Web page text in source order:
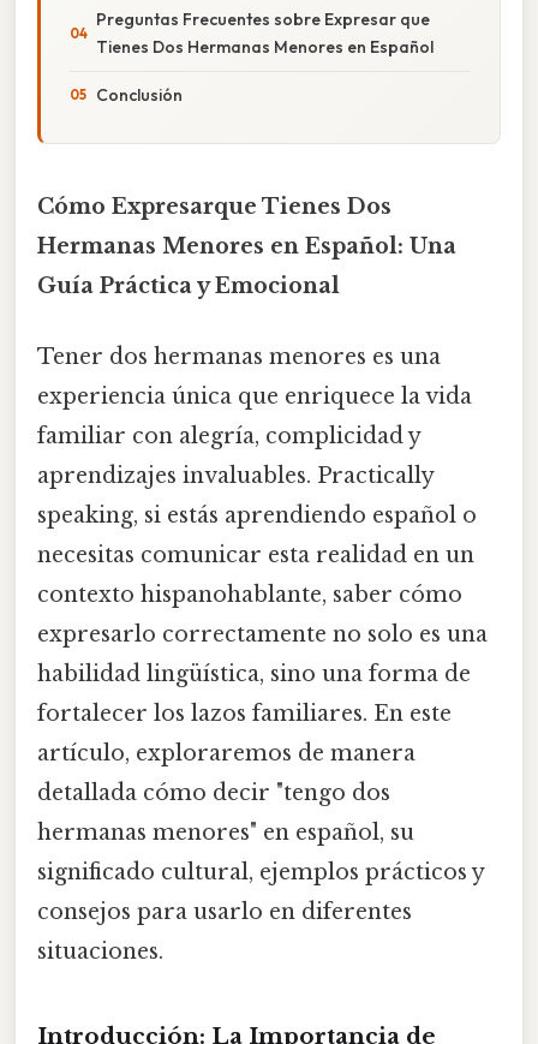
Preguntas Frecuentes sobre Expresar que
Tienes Dos Hermanas Menores en Español
Conclusión
Cómo Expresarque Tienes Dos
Hermanas Menores en Español: Una
Guía Práctica y Emocional
Tener dos hermanas menores es una
experiencia única que enriquece la vida
familiar con alegría, complicidad y
aprendizajes invaluables. Practically
speaking, si estás aprendiendo español o
necesitas comunicar esta realidad en un
contexto hispanohablante, saber cómo
expresarlo correctamente no solo es una
habilidad lingüística, sino una forma de
fortalecer los lazos familiares. En este
artículo, exploraremos de manera
detallada cómo decir "tengo dos
hermanas menores" en español, su
significado cultural, ejemplos prácticos y
consejos para usarlo en diferentes
situaciones.
Introducción: La Importancia de